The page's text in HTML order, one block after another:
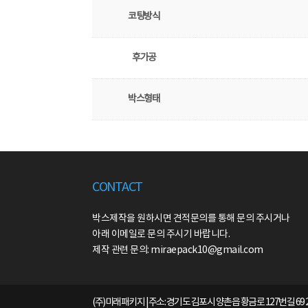
코팅방식
후가공
박스형태
CONTACT
박스제작을 원하시면 견적문의를 통해 문의 주시거나
아래 이메일로 문의 주시기 바랍니다.
제작 관련 문의: miraepack10@gmail.com
(주)미래패키지 | 주소: 경기도 김포시 양촌읍 황금로 127번길 69